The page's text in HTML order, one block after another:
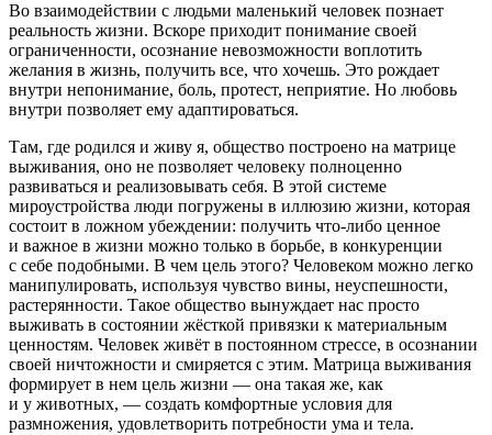
Во взаимодействии с людьми маленький человек познает
реальность жизни. Вскоре приходит понимание своей
ограниченности, осознание невозможности воплотить
желания в жизнь, получить все, что хочешь. Это рождает
внутри непонимание, боль, протест, неприятие. Но любовь
внутри позволяет ему адаптироваться.
Там, где родился и живу я, общество построено на матрице
выживания, оно не позволяет человеку полноценно
развиваться и реализовывать себя. В этой системе
мироустройства люди погружены в иллюзию жизни, которая
состоит в ложном убеждении: получить что-либо ценное
и важное в жизни можно только в борьбе, в конкуренции
с себе подобными. В чем цель этого? Человеком можно легко
манипулировать, используя чувство вины, неуспешности,
растерянности. Такое общество вынуждает нас просто
выживать в состоянии жёсткой привязки к материальным
ценностям. Человек живёт в постоянном стрессе, в осознании
своей ничтожности и смиряется с этим. Матрица выживания
формирует в нем цель жизни — она такая же, как
и у животных, — создать комфортные условия для
размножения, удовлетворить потребности ума и тела.